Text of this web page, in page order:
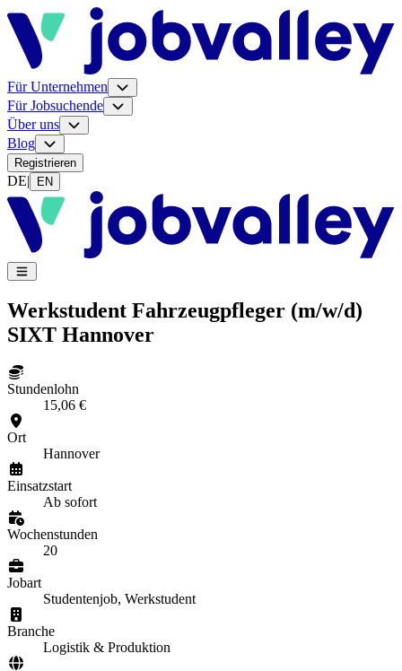
Für Unternehmen
Für Jobsuchende
Über uns
Blog
Registrieren
DE| EN
Werkstudent Fahrzeugpfleger (m/w/d)
SIXT Hannover
Stundenlohn
15,06 €
Ort
Hannover
Einsatzstart
Ab sofort
Wochenstunden
20
Jobart
Studentenjob, Werkstudent
Branche
Logistik & Produktion